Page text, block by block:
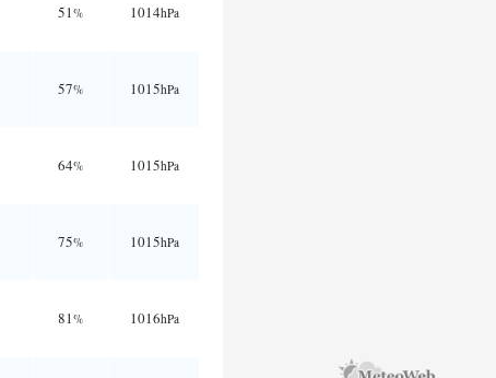
51% 1014hPa
57% 1015hPa
64% 1015hPa
75% 1015hPa
81% 1016hPa